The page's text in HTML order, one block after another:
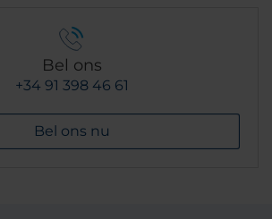
Bel ons
+34 91 398 46 61
Bel ons nu